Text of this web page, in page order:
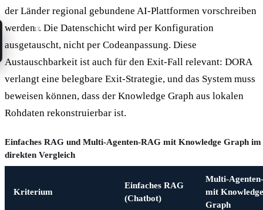
der Länder regional gebundene AI-Plattformen vorschreiben
werden17. Die Datenschicht wird per Konfiguration
ausgetauscht, nicht per Codeanpassung. Diese
Austauschbarkeit ist auch für den Exit-Fall relevant: DORA
verlangt eine belegbare Exit-Strategie, und das System muss
beweisen können, dass der Knowledge Graph aus lokalen
Rohdaten rekonstruierbar ist.
Einfaches RAG und Multi-Agenten-RAG mit Knowledge Graph im
direkten Vergleich
Kriterium
Einfaches RAG
(Chatbot)
Multi-
mit Knowledge
Graph